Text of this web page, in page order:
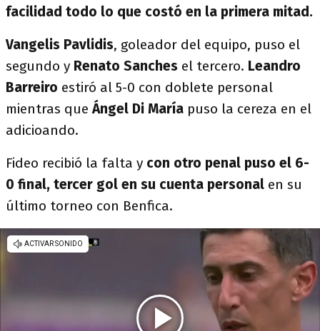
facilidad todo lo que costó en la primera mitad.
Vangelis Pavlidis, goleador del equipo, puso el
segundo y Renato Sanches el tercero. Leandro
Barreiro estiró al 5-0 con doblete personal
mientras queÁngel Di María puso la cereza en el
adicioando.
Fideo recibió la falta y con otro penal puso el 6-
0 final, tercer gol en su cuenta personal en su
último torneo con Benfica.